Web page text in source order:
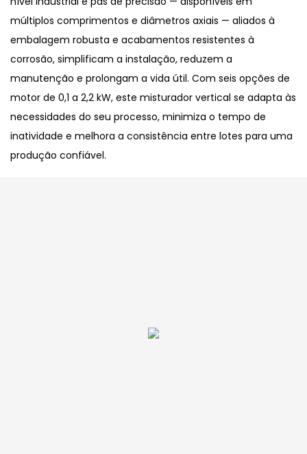
múltiplos comprimentos e diâmetros axiais — aliados à
embalagem robusta e acabamentos resistentes à
corrosão, simplificam a instalação, reduzem a
manutenção e prolongam a vida útil. Com seis opções de
motor de 0,1 a 2,2 kW, este misturador vertical se adapta às
necessidades do seu processo, minimiza o tempo de
inatividade e melhora a consistência entre lotes para uma
produção confiável.